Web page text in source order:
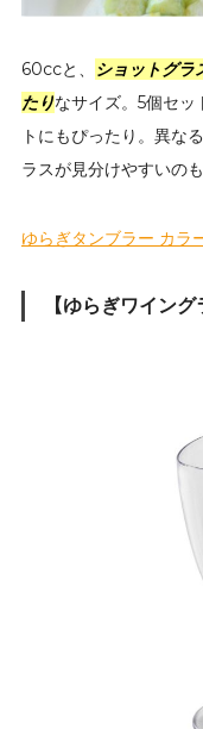
60ccと、
ショットグラ
たりなサイズ。5個セ
トにもぴったり。異な
ラスが見分けやすいの
ゆらぎタンブラー カラ
【ゆらぎワイング